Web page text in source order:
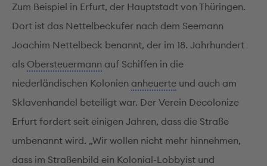
Zum Beispiel in Erfurt, der Hauptstadt von Thüringen.
Dort ist das Nettelbeckufer nach dem Seemann
Joachim Nettelbeck benannt, der im 18. Jahrhundert
als Obersteuermann auf Schiffen in die
niederländischen Kolonien anheuerte und auch am
Sklavenhandel beteiligt war. Der Verein Decolonize
Erfurt fordert seit einigen Jahren, dass die Straße
umbenannt wird. „Wir wollen nicht mehr hinnehmen,
dass im Straßenbild ein Kolonial-Lobbyist und